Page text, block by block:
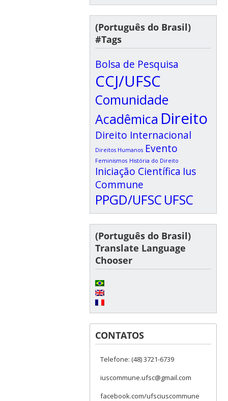
(Português do Brasil)
#Tags
Bolsa de Pesquisa
CCJ/UFSC
Comunidade
Acadêmica Direito
Direito Internacional
Direitos Humanos Evento
Feminismos História do Direito
Iniciação Científica Ius
Commune
PPGD/UFSC UFSC
(Português do Brasil)
Translate Language
Chooser
CONTATOS
Telefone: (48) 3721-6739
iuscommune.ufsc@gmail.com
facebook.com/ufsciuscommune